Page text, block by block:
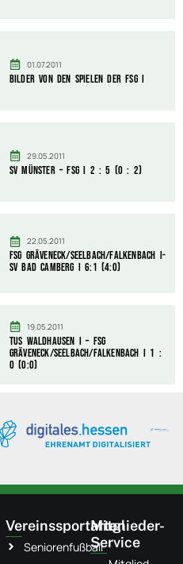
01.07.2011
Bilder von den Spielen der FSG I
29.05.2011
SV Münster – FSG I 2 : 5 (0 : 2)
22.05.2011
FSG Gräveneck/Seelbach/Falkenbach I-
SV Bad Camberg I 6:1 (4:0)
19.05.2011
TuS Waldhausen I – FSG
Gräveneck/Seelbach/Falkenbach I 1 :
0 (0:0)
Vereinssportarten
Seniorenfußball
Mitglieder-
Service